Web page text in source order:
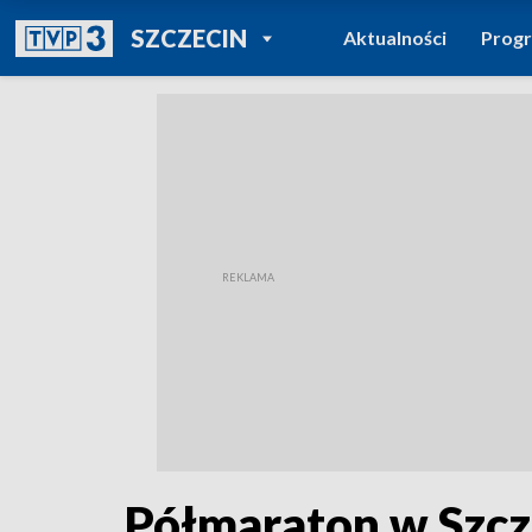
SZCZECINPOWRÓT DO
TVP REGIONY
Aktualności